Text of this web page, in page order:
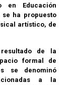
en Educación
ha propuesto
artístico, de
de la
formal de
se denominó
a la